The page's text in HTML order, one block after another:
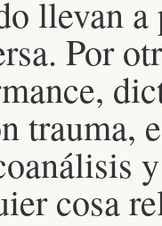
llevan a
Por
trauma,
cosa